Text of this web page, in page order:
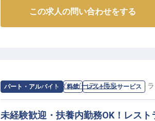
この求人の問い合わせをする
パート・アルバイト 料飲 レストランサービス
求人情報：ウィンダムガーデン長泉のレスト
未経験歓迎・扶養内勤務OK！レス